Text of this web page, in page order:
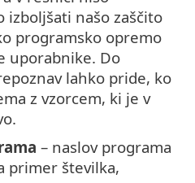
izboljšati našo zaščito
programsko opremo
uporabnike. Do
lahko pride, ko
z vzorcem, ki je v
– naslov programa
primer številka,